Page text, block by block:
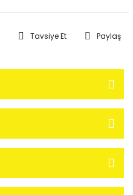
Tavsiye Et Paylaş